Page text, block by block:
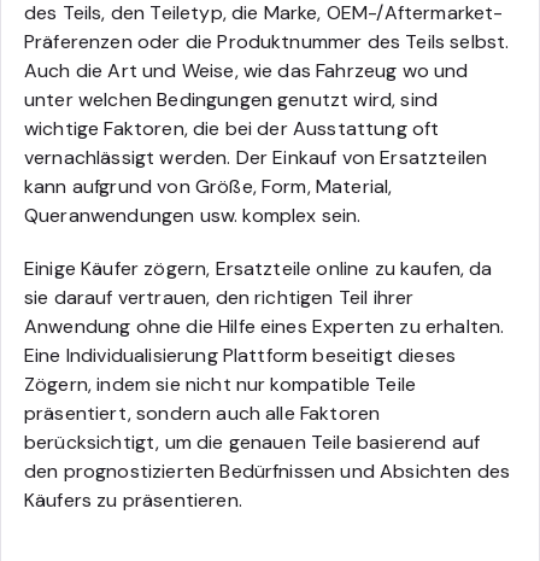
des Teils, den Teiletyp, die Marke, OEM-/Aftermarket-
Präferenzen oder die Produktnummer des Teils selbst.
Auch die Art und Weise, wie das Fahrzeug wo und
unter welchen Bedingungen genutzt wird, sind
wichtige Faktoren, die bei der Ausstattung oft
vernachlässigt werden. Der Einkauf von Ersatzteilen
kann aufgrund von Größe, Form, Material,
Queranwendungen usw. komplex sein.
Einige Käufer zögern, Ersatzteile online zu kaufen, da
sie darauf vertrauen, den richtigen Teil ihrer
Anwendung ohne die Hilfe eines Experten zu erhalten.
Eine Individualisierung Plattform beseitigt dieses
Zögern, indem sie nicht nur kompatible Teile
präsentiert, sondern auch alle Faktoren
berücksichtigt, um die genauen Teile basierend auf
den prognostizierten Bedürfnissen und Absichten des
Käufers zu präsentieren.